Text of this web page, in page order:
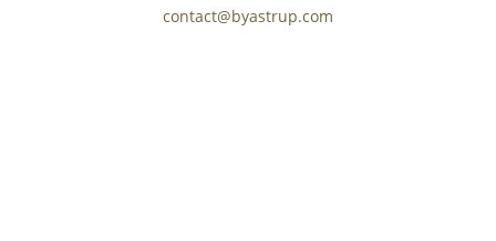
contact@byastrup.com